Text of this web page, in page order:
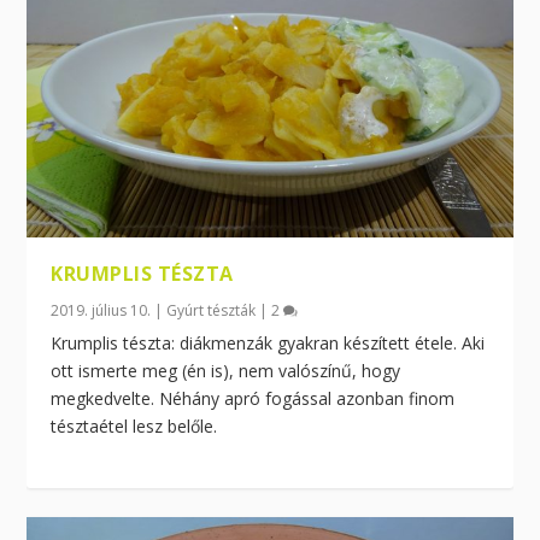
KRUMPLIS TÉSZTA
2019. július 10. | Gyúrt tészták |2
Krumplis tészta: diákmenzák gyakran készített étele. Aki
ott ismerte meg (én is), nem valószínű, hogy
megkedvelte. Néhány apró fogással azonban finom
tésztaétel lesz belőle.